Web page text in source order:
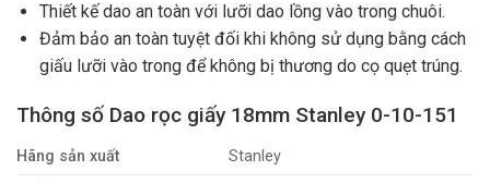
Thiết kế dao an toàn với lưỡi dao lồng vào trong chuôi.
Đảm bảo an toàn tuyệt đối khi không sử dụng bằng cách
giấu lưỡi vào trong để không bị thương do cọ quẹt trúng.
Thông số Dao rọc giấy 18mm Stanley 0-10-151
Hãng sản xuất
Stanley